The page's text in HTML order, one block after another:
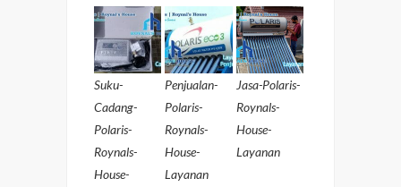
Suku-
Cadang-
Polaris-
Roynals-
House-
Penjualan-
Polaris-
Roynals-
House-
Layanan
Jasa-Polaris-
Roynals-
House-
Layanan